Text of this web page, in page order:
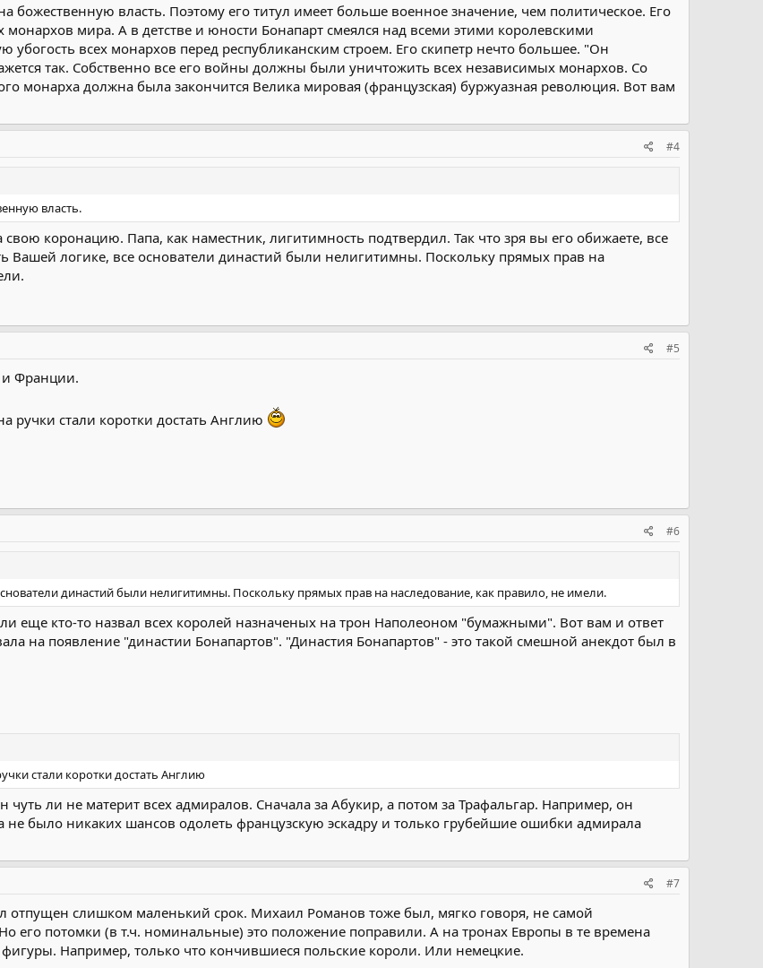
божественную власть. Поэтому его титул имеет больше военное значение, чем политическое. Его
монархов мира. А в детстве и юности Бонапарт смеялся над всеми этими королевскими
убогость всех монархов перед республиканским строем. Его скипетр нечто большее. "Он
так. Собственно все его войны должны были уничтожить всех независимых монархов. Со
монарха должна была закончится Велика мировая (французская) буржуазная революция. Вот вам
#4
власть.
коронацию. Папа, как наместник, лигитимность подтвердил. Так что зря вы его обижаете, все
Вашей логике, все основатели династий были нелигитимны. Поскольку прямых прав на
#5
и Франции.
ручки стали коротки достать Англию
#6
династий были нелигитимны. Поскольку прямых прав на наследование, как правило, не имели.
еще кто-то назвал всех королей назначеных на трон Наполеоном "бумажными". Вот вам и ответ
на появление "династии Бонапартов". "Династия Бонапартов" - это такой смешной анекдот был в
стали коротки достать Англию
чуть ли не материт всех адмиралов. Сначала за Абукир, а потом за Трафальгар. Например, он
не было никаких шансов одолеть французскую эскадру и только грубейшие ошибки адмирала
#7
отпущен слишком маленький срок. Михаил Романов тоже был, мягко говоря, не самой
его потомки (в т.ч. номинальные) это положение поправили. А на тронах Европы в те времена
Например, только что кончившиеся польские короли. Или немецкие.